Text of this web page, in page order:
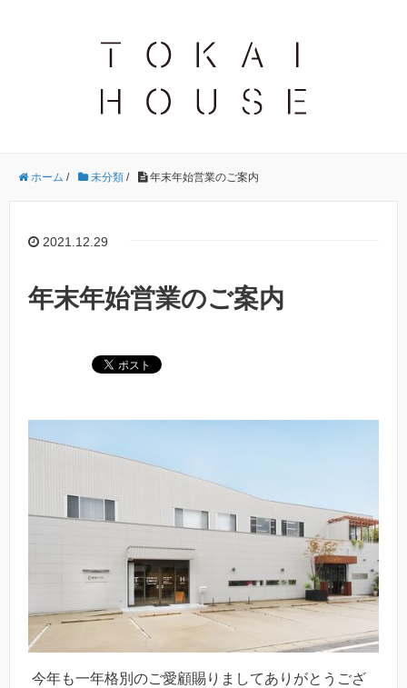
ホーム / 未分類 / 年末年始営業のご案内
2021.12.29
年末年始営業のご案内
今年も一年格別のご愛顧賜りましてありがとうござ